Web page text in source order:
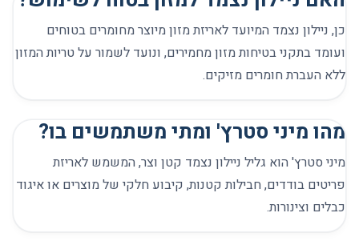
כן, ניילון נצמד המיועד לאריזת מזון מיוצר מחומרים בטוחים
ועומד בתקני בטיחות מזון מחמירים, ונועד לשמור על טריות המזון
ללא העברת חומרים מזיקים.
מהו מיני סטרץ' ומתי משתמשים בו?
מיני סטרץ' הוא גליל ניילון נצמד קטן וצר, המשמש לאריזת
פריטים בודדים, חבילות קטנות, קיבוע חלקי של מוצרים או איגוד
כבלים וצינורות.